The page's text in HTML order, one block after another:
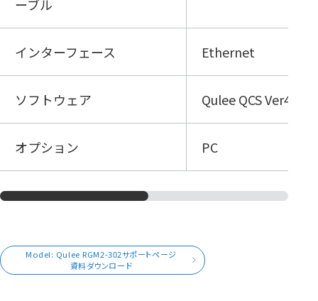
ーブル
インターフェース Ethernet
ソフトウェア ​Qulee QCS Ver4.2
オプション PC
Model: Qulee RGM2-302サポートページ
資料ダウンロード